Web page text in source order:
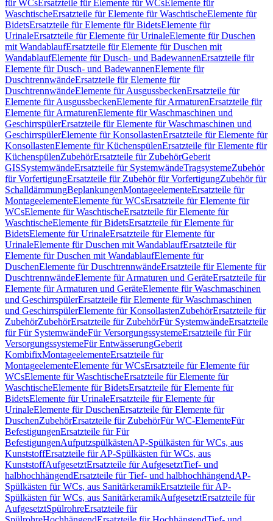
für WCsErsatzteile für Elemente für WCsElemente für
WaschtischeErsatzteile für Elemente für WaschtischeElemente für
BidetsErsatzteile für Elemente für BidetsElemente für
UrinaleErsatzteile für Elemente für UrinaleElemente für Duschen
mit WandablaufErsatzteile für Elemente für Duschen mit
WandablaufElemente für Dusch- und BadewannenErsatzteile für
Elemente für Dusch- und BadewannenElemente für
DuschtrennwändeErsatzteile für Elemente für
DuschtrennwändeElemente für AusgussbeckenErsatzteile für
Elemente für AusgussbeckenElemente für ArmaturenErsatzteile für
Elemente für ArmaturenElemente für Waschmaschinen und
GeschirrspülerErsatzteile für Elemente für Waschmaschinen und
GeschirrspülerElemente für KonsollastenErsatzteile für Elemente für
KonsollastenElemente für KüchenspülenErsatzteile für Elemente für
KüchenspülenZubehörErsatzteile für ZubehörGeberit
GISSystemwändeErsatzteile für SystemwändeTragsystemeZubehör
für VorfertigungErsatzteile für Zubehör für VorfertigungZubehör für
SchalldämmungBeplankungenMontageelementeErsatzteile für
MontageelementeElemente für WCsErsatzteile für Elemente für
WCsElemente für WaschtischeErsatzteile für Elemente für
WaschtischeElemente für BidetsErsatzteile für Elemente für
BidetsElemente für UrinaleErsatzteile für Elemente für
UrinaleElemente für Duschen mit WandablaufErsatzteile für
Elemente für Duschen mit WandablaufElemente für
DuschenElemente für DuschtrennwändeErsatzteile für Elemente für
DuschtrennwändeElemente für Armaturen und GeräteErsatzteile für
Elemente für Armaturen und GeräteElemente für Waschmaschinen
und GeschirrspülerErsatzteile für Elemente für Waschmaschinen
und GeschirrspülerElemente für KonsollastenZubehörErsatzteile für
ZubehörZubehörErsatzteile für ZubehörFür SystemwändeErsatzteile
für Für SystemwändeFür VersorgungssystemeErsatzteile für Für
VersorgungssystemeFür EntwässerungGeberit
KombifixMontageelementeErsatzteile für
MontageelementeElemente für WCsErsatzteile für Elemente für
WCsElemente für WaschtischeErsatzteile für Elemente für
WaschtischeElemente für BidetsErsatzteile für Elemente für
BidetsElemente für UrinaleErsatzteile für Elemente für
UrinaleElemente für DuschenErsatzteile für Elemente für
DuschenZubehörErsatzteile für ZubehörFür WC-ElementeFür
BefestigungenErsatzteile für Für
BefestigungenAufputzspülkästenAP-Spülkästen für WCs, aus
KunststoffErsatzteile für AP-Spülkästen für WCs, aus
KunststoffAufgesetztErsatzteile für AufgesetztTief- und
halbhochhängendErsatzteile für Tief- und halbhochhängendAP-
Spülkästen für WCs, aus SanitärkeramikErsatzteile für AP-
Spülkästen für WCs, aus SanitärkeramikAufgesetztErsatzteile für
AufgesetztSpülrohreErsatzteile für